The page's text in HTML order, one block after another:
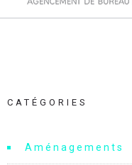
CATÉGORIES
Aménagements